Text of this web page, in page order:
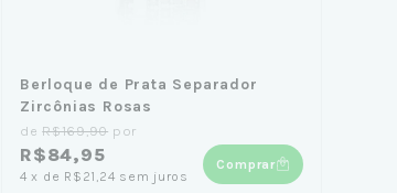
Berloque de Prata Separador
Zircônias Rosas
deR$169,90 por
R$84,95
4 x de R$21,24 sem juros
Comprar